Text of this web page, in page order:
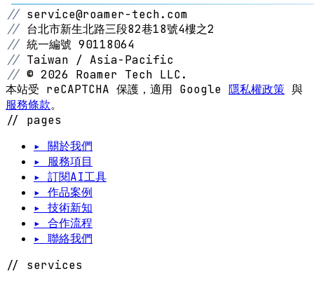
// service@roamer-tech.com
// 台北市新生北路三段82巷18號4樓之2
// 統一編號 90118064
// Taiwan / Asia-Pacific
// © 2026 Roamer Tech LLC.
本站受 reCAPTCHA 保護，適用 Google 隱私權政策 與
服務條款。
// pages
▸ 關於我們
▸ 服務項目
▸ 訂閱AI工具
▸ 作品案例
▸ 技術新知
▸ 合作流程
▸ 聯絡我們
// services